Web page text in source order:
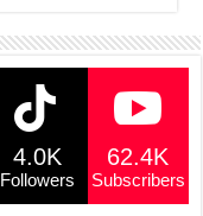
4.0K
Followers
62.4K
Subscribers